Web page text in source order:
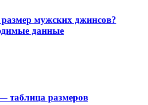
мужских джинсов?
данные
таблица размеров